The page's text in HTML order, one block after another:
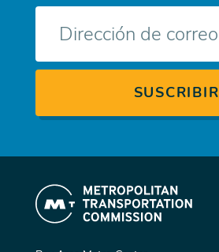
electrónico